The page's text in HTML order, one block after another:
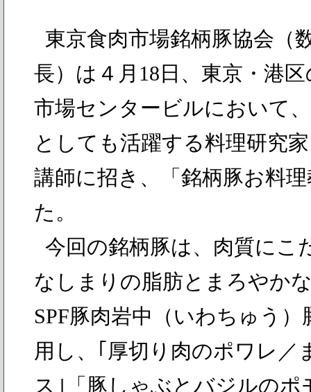
東京食肉市場銘柄豚協会（
長）は４月18日、東京・港
市場センタービルにおいて
としても活躍する料理研究
講師に招き、「銘柄豚お料
た。
今回の銘柄豚は、肉質にこ
なしまりの脂肪とまろやか
SPF豚肉岩中（いわちゅう
用し、｢厚切り肉のポワレ／
ス｣「豚しゃぶとバジルのポ